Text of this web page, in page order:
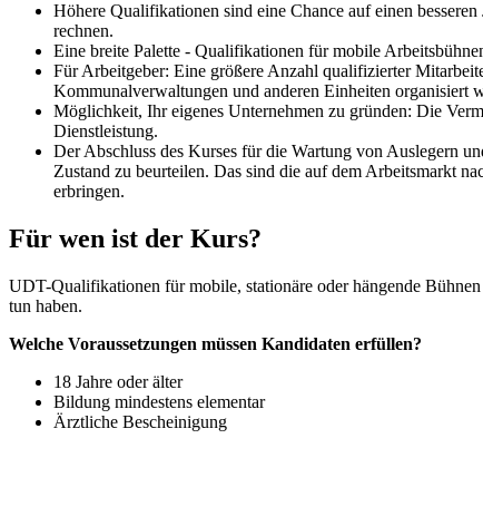
Höhere Qualifikationen sind eine Chance auf einen
rechnen.
Eine breite Palette - Qualifikationen für mobile
Für Arbeitgeber: Eine größere Anzahl qualifizierter
Kommunalverwaltungen und anderen Einheiten organisiert
Möglichkeit, Ihr eigenes Unternehmen zu gründen: Die
Dienstleistung.
Der Abschluss des Kurses für die Wartung von Auslegern
Zustand zu beurteilen. Das sind die auf dem Arbeitsmarkt
erbringen.
Für wen ist der Kurs?
UDT-Qualifikationen für mobile, stationäre oder hängende
tun haben.
Welche Voraussetzungen müssen Kandidaten erfüllen?
18 Jahre oder älter
Bildung mindestens elementar
Ärztliche Bescheinigung